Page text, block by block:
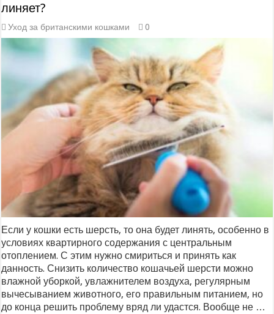
линяет?
Уход за британскими кошками 0
Если у кошки есть шерсть, то она будет линять, особенно в
условиях квартирного содержания с центральным
отоплением. С этим нужно смириться и принять как
данность. Снизить количество кошачьей шерсти можно
влажной уборкой, увлажнителем воздуха, регулярным
вычесыванием животного, его правильным питанием, но
до конца решить проблему вряд ли удастся. Вообще не …